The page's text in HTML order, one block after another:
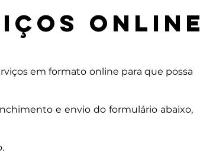
Online
em formato online para que possa
e envio do formulário abaixo,